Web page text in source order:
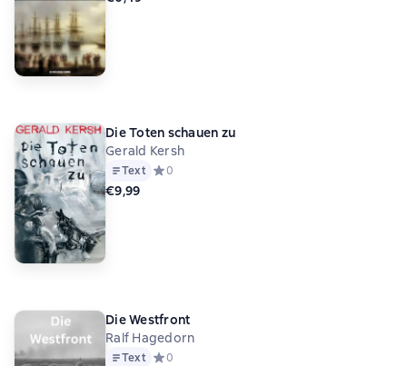
Die Toten schauen zu
Gerald Kersh
Text Средний рейтинг 0 на основе 0 оценок
0
€9,99
Die Westfront
Ralf Hagedorn
Text Средний рейтинг 0 на основе 0 оценок
0